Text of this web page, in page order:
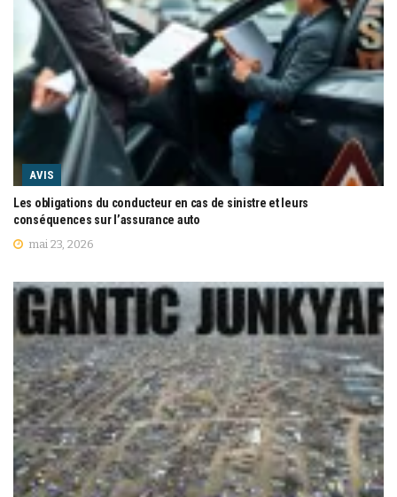
AVIS
Les obligations du conducteur en cas de sinistre et leurs
conséquences sur l’assurance auto
mai 23, 2026